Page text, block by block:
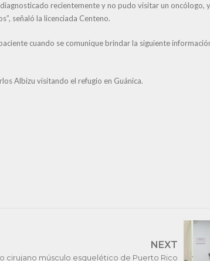
recientemente y no pudo visitar un oncólogo,
señaló la licenciada Centeno.
cuando se comunique brindar la siguiente
Albizu visitando el refugio en Guánica.
NEXT
cirujano músculo esquelético de Puerto Rico